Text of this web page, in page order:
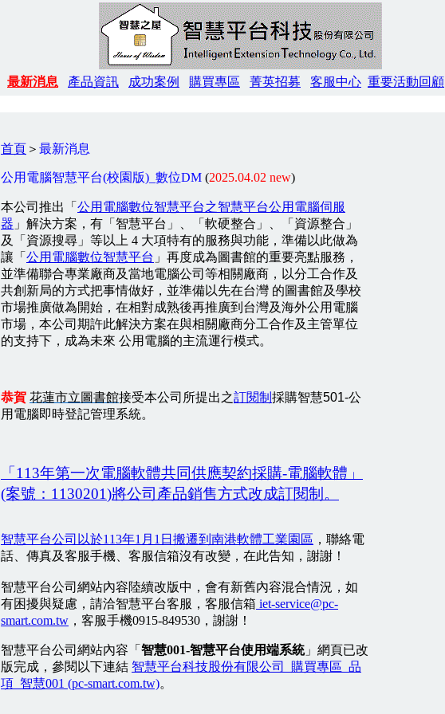
最新消息 產品資訊 成功案例 購買專區 菁英招募 客服中心 重要活動回顧
首頁 ＞ 最新消息
公用電腦智慧平台(校園版)_數位DM (2025.04.02 new)
本公司推出「 公用電腦數位智慧平台之智慧平台公用電腦伺服
器 」解決方案，有「智慧平台」、「軟硬整合」、「資源整合」
及「資源搜尋」等以上 4 大項特有的服務與功能，準備以此做為
讓「 公用電腦數位智慧平台 」再度成為圖書館的重要亮點服務，
並準備聯合專業廠商及當地電腦公司等相關廠商，以分工合作及
共創新局的方式把事情做好，並準備以先在台灣 的圖書館及學校
市場推廣做為開始，在相對成熟後再推廣到台灣及海外公用電腦
市場，本公司期許此解決方案在與相關廠商分工合作及主管單位
的支持下，成為未來 公用電腦的主流運行模式。
恭賀 花蓮市立圖書館接受本公司所提出之訂閱制 採購智慧501-公
用電腦即時登記管理系統。
「113年第一次電腦軟體共同供應契約採購-電腦軟體 」
(案號： 1130201)將公司產品銷售方式改成訂閱制。
智慧平台公司以於113年1月1日搬遷到南港軟體工業園區 ，聯絡電
話、傳真及客服手機、客服信箱沒有改變，在此告知，謝謝！
智慧平台公司網站內容陸續改版中，會有新舊內容混合情況，如
有困擾與疑慮，請洽智慧平台客服，客服信箱 iet-service@pc-
smart.com.tw ，客服手機0915-849530，謝謝！
智慧平台公司網站內容「 智慧001-智慧平台使用端系統」網頁已改
版完成，參閱以下連結 智慧平台科技股份有限公司_購買專區_品
項_智慧001 (pc-smart.com.tw)。